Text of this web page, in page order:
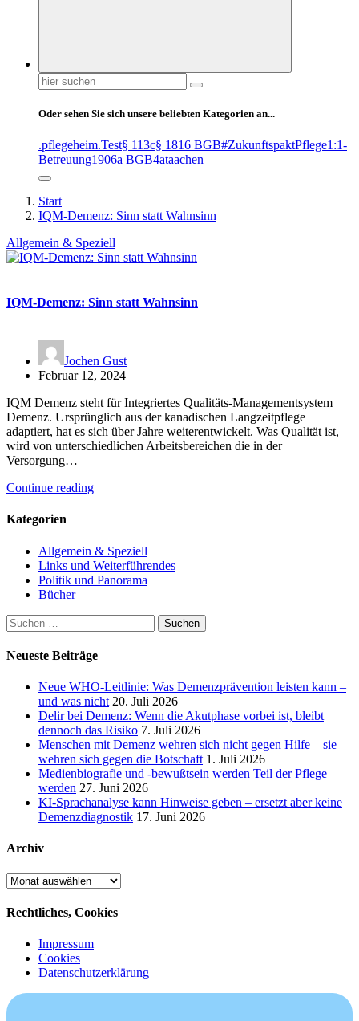
Suchen
nach:
Oder sehen Sie sich unsere beliebten Kategorien an...
.pflegeheim.Test§ 113c§ 1816 BGB#ZukunftspaktPflege1:1-
Betreuung1906a BGB4ataachen
Start
IQM-Demenz: Sinn statt Wahnsinn
Allgemein & Speziell
IQM-Demenz: Sinn statt Wahnsinn
Jochen Gust
Februar 12, 2024
IQM Demenz steht für Integriertes Qualitäts-Managementsystem
Demenz. Ursprünglich aus der kanadischen Langzeitpflege
adaptiert, hat es sich über Jahre weiterentwickelt. Was Qualität ist,
wird von unterschiedlichen Arbeitsbereichen die in der
Versorgung…
Continue reading
Kategorien
Allgemein & Speziell
Links und Weiterführendes
Politik und Panorama
Bücher
Suchen
nach:
Neueste Beiträge
Neue WHO-Leitlinie: Was Demenzprävention leisten kann –
und was nicht 20. Juli 2026
Delir bei Demenz: Wenn die Akutphase vorbei ist, bleibt
dennoch das Risiko 7. Juli 2026
Menschen mit Demenz wehren sich nicht gegen Hilfe – sie
wehren sich gegen die Botschaft 1. Juli 2026
Medienbiografie und -bewußtsein werden Teil der Pflege
werden 27. Juni 2026
KI-Sprachanalyse kann Hinweise geben – ersetzt aber keine
Demenzdiagnostik 17. Juni 2026
Archiv
Archiv
Rechtliches, Cookies
Impressum
Cookies
Datenschutzerklärung